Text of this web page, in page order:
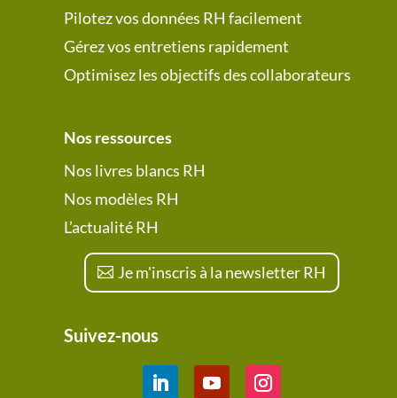
Pilotez vos données RH facilement
Gérez vos entretiens rapidement
Optimisez les objectifs des collaborateurs
Nos ressources
Nos livres blancs RH
Nos modèles RH
L’actualité RH
Je m'inscris à la newsletter RH
Suivez-nous